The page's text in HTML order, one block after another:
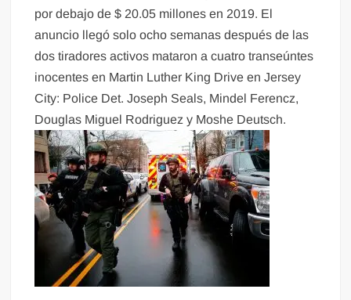
por debajo de $ 20.05 millones en 2019. El
anuncio llegó solo ocho semanas después de las
dos tiradores activos mataron a cuatro transeúntes
inocentes en Martin Luther King Drive en Jersey
City: Police Det. Joseph Seals, Mindel Ferencz,
Douglas Miguel Rodriguez y Moshe Deutsch.